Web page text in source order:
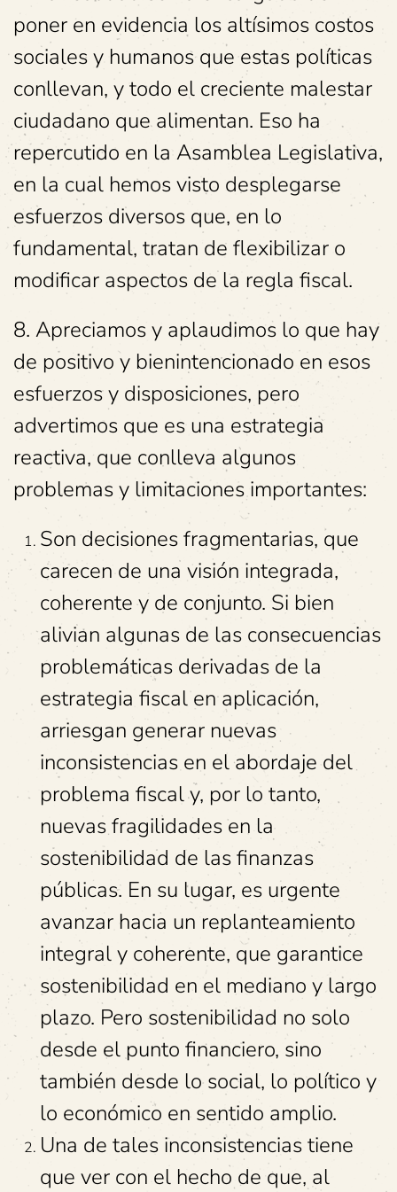
poner en evidencia los altísimos costos
sociales y humanos que estas políticas
conllevan, y todo el creciente malestar
ciudadano que alimentan. Eso ha
repercutido en la Asamblea Legislativa,
en la cual hemos visto desplegarse
esfuerzos diversos que, en lo
fundamental, tratan de flexibilizar o
modificar aspectos de la regla fiscal.
8. Apreciamos y aplaudimos lo que hay
de positivo y bienintencionado en esos
esfuerzos y disposiciones, pero
advertimos que es una estrategia
reactiva, que conlleva algunos
problemas y limitaciones importantes:
Son decisiones fragmentarias, que
carecen de una visión integrada,
coherente y de conjunto. Si bien
alivian algunas de las consecuencias
problemáticas derivadas de la
estrategia fiscal en aplicación,
arriesgan generar nuevas
inconsistencias en el abordaje del
problema fiscal y, por lo tanto,
nuevas fragilidades en la
sostenibilidad de las finanzas
públicas. En su lugar, es urgente
avanzar hacia un replanteamiento
integral y coherente, que garantice
sostenibilidad en el mediano y largo
plazo. Pero sostenibilidad no solo
desde el punto financiero, sino
también desde lo social, lo político y
lo económico en sentido amplio.
Una de tales inconsistencias tiene
que ver con el hecho de que, al